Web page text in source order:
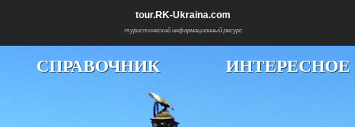
tour.RK-Ukraina.com
туристический информационный ресурс
СПРАВОЧНИК ИНТЕРЕСНОЕ